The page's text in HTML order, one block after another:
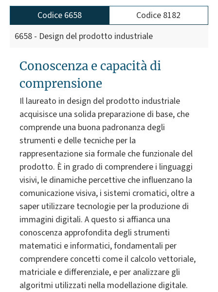
Codice 6658
Codice 8182
6658 - Design del prodotto industriale
Conoscenza e capacità di
comprensione
Il laureato in design del prodotto industriale
acquisisce una solida preparazione di base, che
comprende una buona padronanza degli
strumenti e delle tecniche per la
rappresentazione sia formale che funzionale del
prodotto. È in grado di comprendere i linguaggi
visivi, le dinamiche percettive che influenzano la
comunicazione visiva, i sistemi cromatici, oltre a
saper utilizzare tecnologie per la produzione di
immagini digitali. A questo si affianca una
conoscenza approfondita degli strumenti
matematici e informatici, fondamentali per
comprendere concetti come il calcolo vettoriale,
matriciale e differenziale, e per analizzare gli
algoritmi utilizzati nella modellazione digitale.